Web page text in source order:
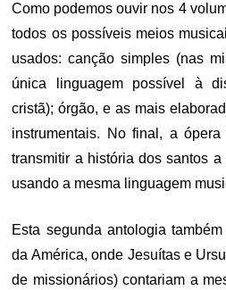
Como podemos ouvir nos 4
todos os possíveis meios
usados: canção simples (nas
única linguagem possível à
cristã); órgão, e as mais
instrumentais. No final, a
transmitir a história dos santos
usando a mesma linguagem
Esta segunda antologia
da América, onde Jesuítas e
de missionários) contariam a